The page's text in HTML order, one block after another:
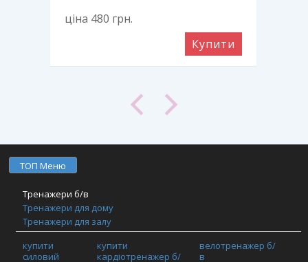
ціна 480 грн.
Купити
ТОП Меню
Тренажери б/в
Тренажери для дому
Тренажери для залу
Фітнес обладнання
TRX / Функціональний тренінг / Кросфіт
купити
силовий
купити
кардіотренажер б/
велотренажер б/
в